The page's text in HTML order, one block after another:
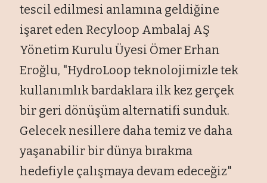
tescil edilmesi anlamına geldiğine
işaret eden Recyloop Ambalaj AŞ
Yönetim Kurulu Üyesi Ömer Erhan
Eroğlu, "HydroLoop teknolojimizle tek
kullanımlık bardaklara ilk kez gerçek
bir geri dönüşüm alternatifi sunduk.
Gelecek nesillere daha temiz ve daha
yaşanabilir bir dünya bırakma
hedefiyle çalışmaya devam edeceğiz"